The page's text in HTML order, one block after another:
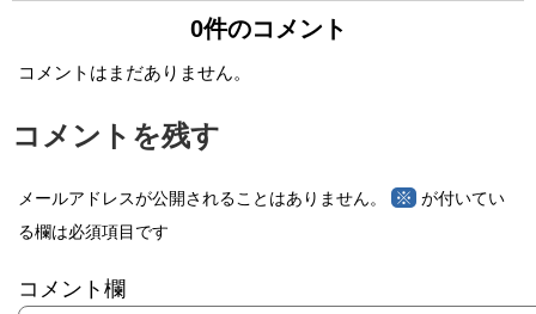
0件のコメント
コメントはまだありません。
コメントを残す
メールアドレスが公開されることはありません。 ※ が付いてい
る欄は必須項目です
コメント欄